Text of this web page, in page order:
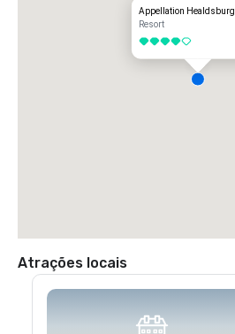
Appellation Healdsburg
Resort
4 de 5
Atrações locais